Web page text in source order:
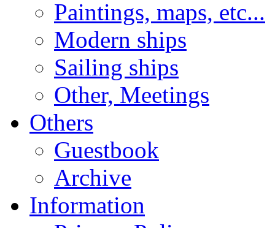
Paintings, maps, etc...
Modern ships
Sailing ships
Other, Meetings
Others
Guestbook
Archive
Information